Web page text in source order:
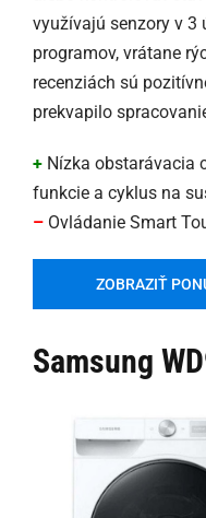
využívajú senzory v 3
programov, vrátane
recenziách sú
prekvapilo
+ Nízka obstarávacia
funkcie a cyklus na
– Ovládanie Smart
ZOBRAZIŤ
Samsung